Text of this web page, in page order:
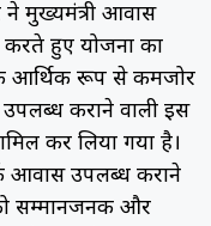
ने मुख्यमंत्री आवास
करते हुए योजना का
आर्थिक रूप से कमजोर
कराने वाली इस
कर लिया गया है।
आवास उपलब्ध कराने
सम्मानजनक और